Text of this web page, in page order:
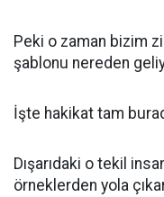
​Peki o zaman bizim
şablonu nereden
​İşte hakikat tam
Dışarıdaki o tekil
örneklerden yola